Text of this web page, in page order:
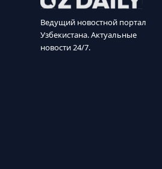
Ведущий новостной портал
Узбекистана. Актуальные
новости 24/7.